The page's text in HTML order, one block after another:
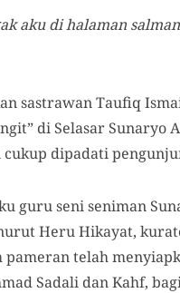
aku di halaman
sastrawan Taufiq
di Selasar Sunaryo
cukup dipadati
guru seni seniman
Heru Hikayat,
pameran telah
Sadali dan Kahf,